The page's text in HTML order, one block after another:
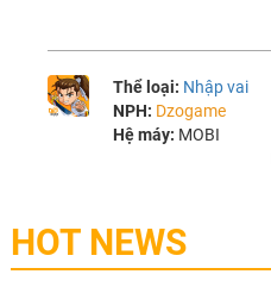
Thể loại: Nhập vai
NPH: Dzogame
Hệ máy: MOBI
HOT NEWS